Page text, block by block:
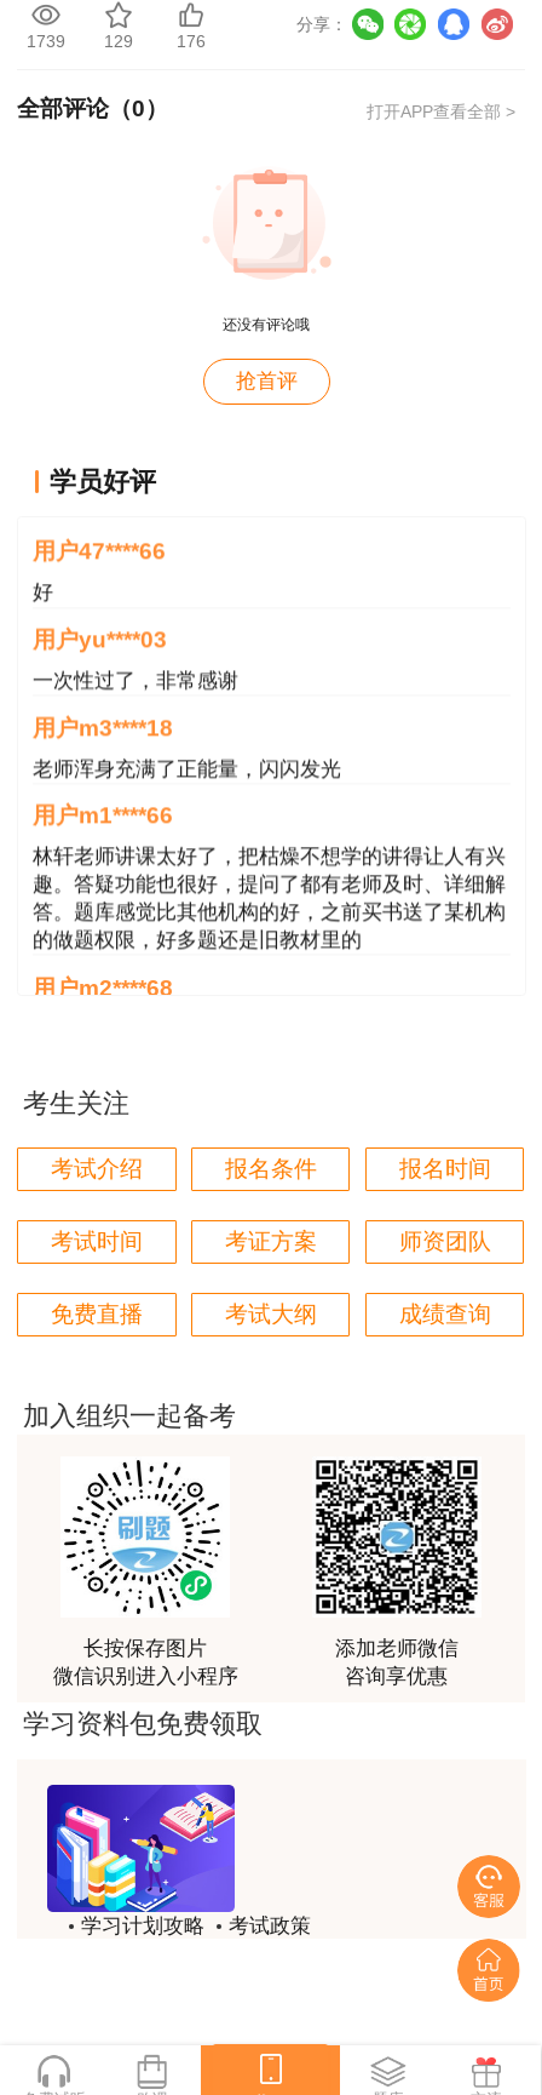
1739 129 176
分享：
全部评论（0） 打开APP查看全部 >
还没有评论哦
抢首评
学员好评
用户47****66
用户47****66
好
用户yu****03
一次性过了，非常感谢
用户m3****18
老师浑身充满了正能量，闪闪发光
用户m1****66
林轩老师讲课太好了，把枯燥不想学的讲得让人有兴
趣。答疑功能也很好，提问了都有老师及时、详细解
答。题库感觉比其他机构的好，之前买书送了某机构
的做题权限，好多题还是旧教材里的
用户m2****68
林轩老师讲得好，复杂的知识讲的深入浅出，能够听
得懂。简答题总结的也很到位。
用户m4****68
本门课程老师讲的很细致，每个章节都讲到位了。特
别是财务评价那个章节，深入浅出，强化训练，效果
很好。
用户m5****88
听他的课过的！
客户回复迅速，热心解答，购买体验很不错。
用户m2****88
讲得好
林老师讲得非常好！
用户m8****66
用户c2****r6
林轩老师是一个好老师，给我留下了深刻的影响
用户m1****88
冲着林轩老师过来买的课程，没时间学，就看了冲刺
林轩老师讲课实战型太强了，超级喜欢
考生关注
考试介绍 报名条件 报名时间
考试时间 考证方案 师资团队
免费直播 考试大纲 成绩查询
加入组织一起备考
长按保存图片
微信识别进入小程序
添加老师微信
咨询享优惠
学习资料包免费领取
学习计划攻略
考试政策